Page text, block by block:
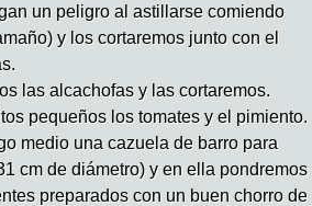
un peligro al astillarse comiendo
y los cortaremos junto con el
las alcachofas y las cortaremos.
pequeños los tomates y el pimiento.
medio una cazuela de barro para
cm de diámetro) y en ella pondremos
preparados con un buen chorro de